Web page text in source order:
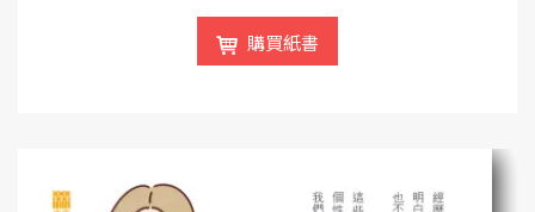
購買紙書